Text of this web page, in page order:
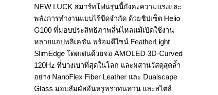
NEW LUCK สมาร์ทโฟนรุ่นนี้ยังคงความแรงและ
พลังการทำงานแบบไร้ขีดจำกัด ด้วยชิปเซ็ต Helio
G100 ที่มอบประสิทธิภาพลื่นไหลแม้เปิดใช้งาน
หลายแอปพลิเคชัน พร้อมดีไซน์ FeatherLight
SlimEdge โดดเด่นด้วยจอ AMOLED 3D-Curved
120Hz ที่บางเบาที่สุดในโลก และผสานวัสดุสุดล้ำ
อย่าง NanoFlex Fiber Leather และ Dualscape
Glass มอบสัมผัสอันหรูหราทนทาน และสไตล์